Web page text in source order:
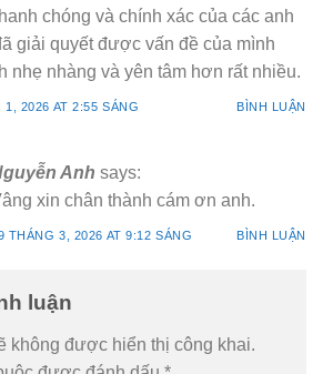
chóng và chính xác của các anh
giải quyết được vấn đề của mình
nhẹ nhàng và yên tâm hơn rất nhiều.
1, 2026 AT 2:55 SÁNG BÌNH LUẬN
Anh says:
xin chân thành cám ơn anh.
THÁNG 3, 2026 AT 9:12 SÁNG BÌNH LUẬN
luận
không được hiển thị công khai.